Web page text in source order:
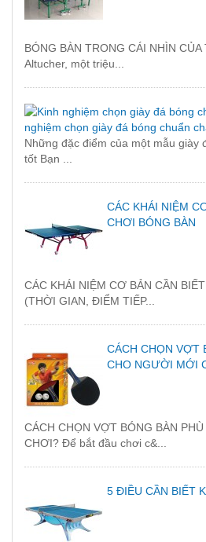
BÓNG BÀN TRONG CÁI NHÌN CỦA
Altucher, một triệu...
nghiệm chọn giày đá bóng chuẩn
Những đặc điểm của một mẫu giày
tốt Bạn ...
CÁC KHÁI NIỆM
CHƠI BÓNG BÀN
CÁC KHÁI NIỆM CƠ BẢN CẦN
(THỜI GIAN, ĐIỂM TIẾP...
CÁCH CHỌN VỢT
CHO NGƯỜI MỚI
CÁCH CHỌN VỢT BÓNG BÀN
CHƠI? Để bắt đầu chơi c&...
5 ĐIỀU CẦN BIẾT